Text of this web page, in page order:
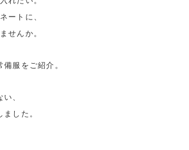
ートに、
せんか。
服をご紹介。
、
した。